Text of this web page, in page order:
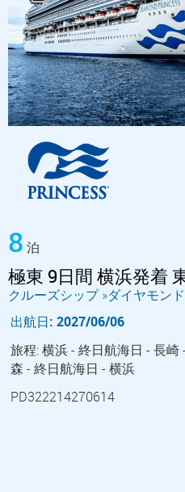
8 泊
極東 9日間 横浜発着
クルーズシップ »ダイヤモン
出航日: 2027/06/06
旅程: 横浜 - 終日航海日 - 長
森 - 終日航海日 - 横浜
PD322214270614